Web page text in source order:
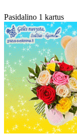
Pasidalino 1 kartus